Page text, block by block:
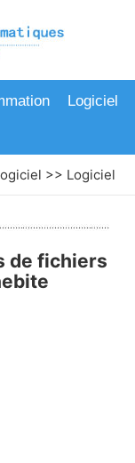
Logiciel
>> Logiciel
de fichiers